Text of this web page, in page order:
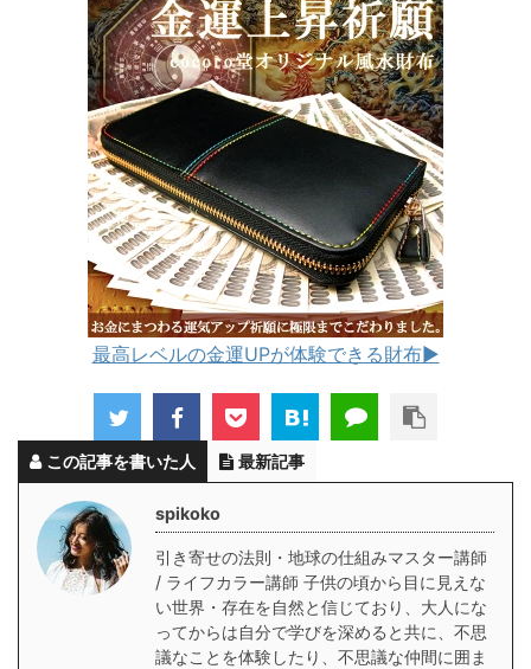
最高レベルの金運UPが体験できる財布▶︎
この記事を書いた人 最新記事
spikoko
引き寄せの法則・地球の仕組みマスター講師
/ ライフカラー講師 子供の頃から目に見えな
い世界・存在を自然と信じており、大人にな
ってからは自分で学びを深めると共に、不思
議なことを体験したり、不思議な仲間に囲ま